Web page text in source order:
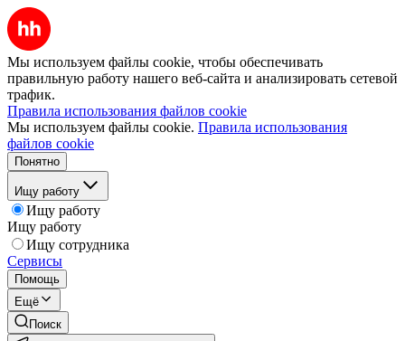
Мы используем файлы cookie, чтобы обеспечивать
правильную работу нашего веб-сайта и анализировать сетевой
трафик.
Правила использования файлов cookie
Мы используем файлы cookie. Правила использования
файлов cookie
Понятно
Ищу работу
Ищу работу
Ищу работу
Ищу сотрудника
Сервисы
Помощь
Ещё
Поиск